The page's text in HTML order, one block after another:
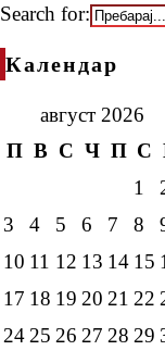
Search for:
Календар
август 2026
П В С Ч П С
1
3
4 5 6 7 8
10 11 12 13 14 15
17 18 19 20 21 22
24 25 26 27 28 29